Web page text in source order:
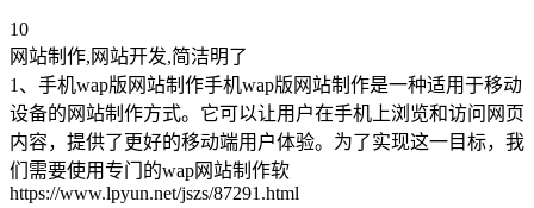
10
网站制作,网站开发,简洁明了
1、手机wap版网站制作手机wap版网站制作是一种适用于移动
设备的网站制作方式。它可以让用户在手机上浏览和访问网页
内容，提供了更好的移动端用户体验。为了实现这一目标，我
们需要使用专门的wap网站制作软
https://www.lpyun.net/jszs/87291.html